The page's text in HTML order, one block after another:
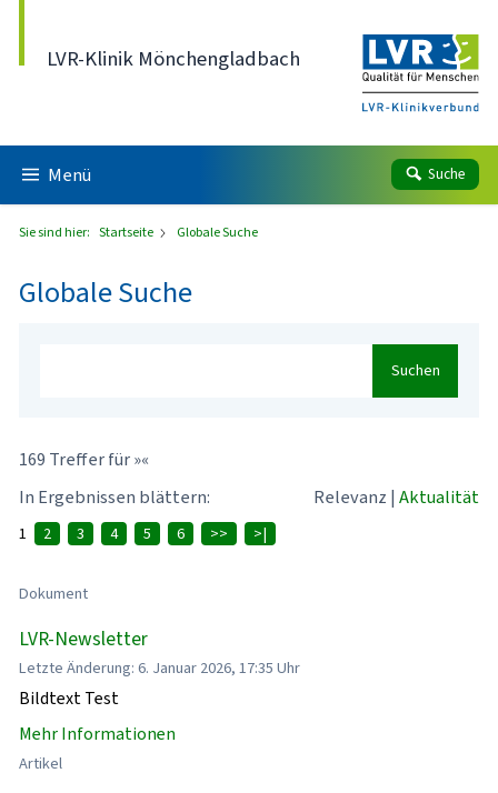
LVR-Klinik Mönchengladbach
Menü Suche
Sie sind hier: Startseite Globale Suche
Globale Suche
Suchen
169 Treffer für »«
In Ergebnissen blättern:
Relevanz | Aktualität
1 2 3 4 5 6 >> >|
Dokument
LVR-Newsletter
Letzte Änderung: 6. Januar 2026, 17:35 Uhr
Bildtext Test
Mehr Informationen
Artikel